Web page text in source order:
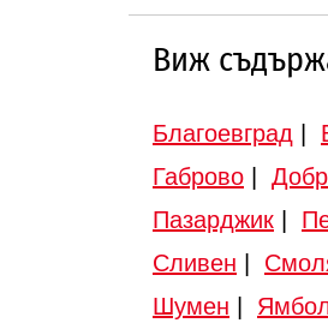
Виж
Благоевград
Габрово
Пазарджик
Сливен
Шумен